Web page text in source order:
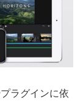
ラグインに依